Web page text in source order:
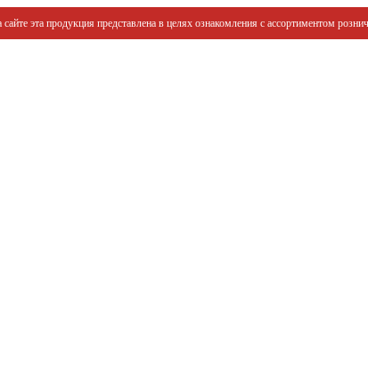
эта продукция представлена в целях ознакомления с ассортиментом